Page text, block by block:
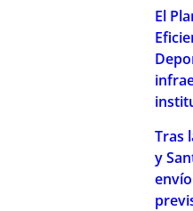
El
Tras
y